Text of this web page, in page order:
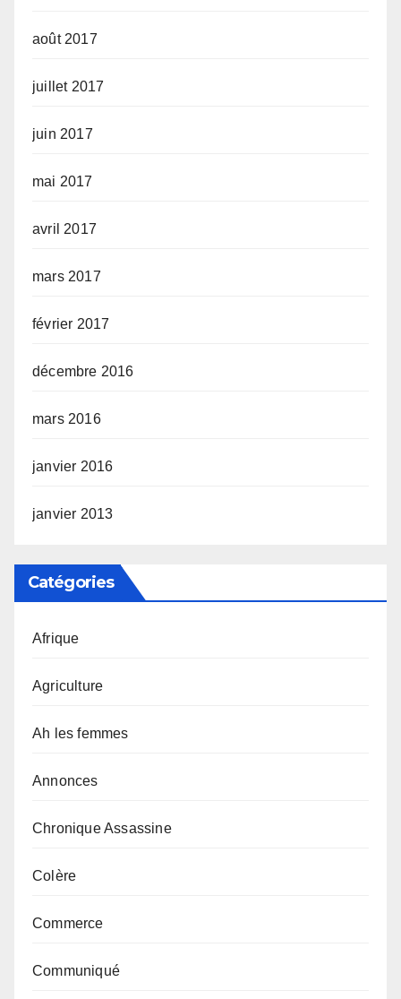
août 2017
juillet 2017
juin 2017
mai 2017
avril 2017
mars 2017
février 2017
décembre 2016
mars 2016
janvier 2016
janvier 2013
Catégories
Afrique
Agriculture
Ah les femmes
Annonces
Chronique Assassine
Colère
Commerce
Communiqué